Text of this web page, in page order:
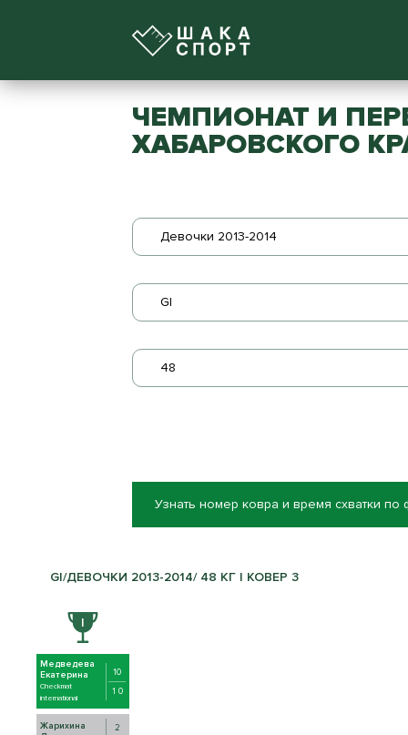
ЧЕМПИОНАТ И
ХАБАРОВСКОГО
Девочки 2013-2014
GI
48
Узнать номер ковра и время схватки по
GI/ДЕВОЧКИ 2013-2014/ 48 КГ | КОВЕР 3
Медведева
Екатерина
Checkmat
international
10
1 0
Жарихина
2